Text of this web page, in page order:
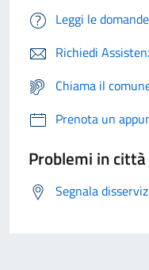
Leggi le
Richiedi
Chiama il
Prenota un
Problemi in città
Segnala